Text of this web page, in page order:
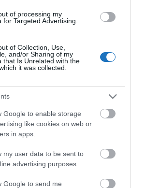
of processing my
for Targeted Advertising.
of Collection, Use,
and/or Sharing of my
that Is Unrelated with the
it was collected.
Google to enable storage
like cookies on web or
in apps.
my user data to be sent to
advertising purposes.
Google to send me
közelmúltban egy új programot is
teszi az utasok számára,
önként
szén-dioxid-kibocsátást